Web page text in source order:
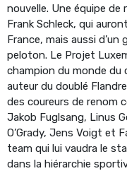
nouvelle. Une équipe
Frank Schleck, qui
France, mais aussi
peloton. Le Projet
champion du monde du
auteur du doublé
des coureurs de renom
Jakob Fuglsang, Linus
O’Grady, Jens Voigt et
team qui lui vaudra le
dans la hiérarchie